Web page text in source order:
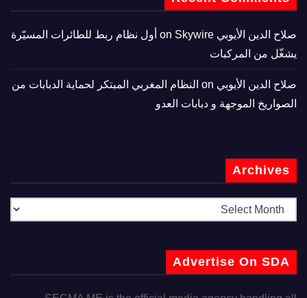
صلاح الدين الأيوبي
Skywire أول نظام ربط للطائرات المسيّرة
يشغّل من المركبات
صلاح الدين الأيوبي
النظام المغربي المبتكر لحماية الدبابات من
الصواريخ الموجهة و دبابات العدو
Archives
Advertise On SDA